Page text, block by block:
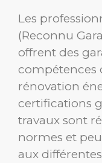
Les
(Reconnu
offrent des
compétences
rénovation
certifications
travaux sont
normes et
aux